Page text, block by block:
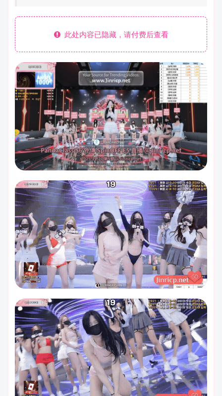
此处内容已隐藏，请付费后查看